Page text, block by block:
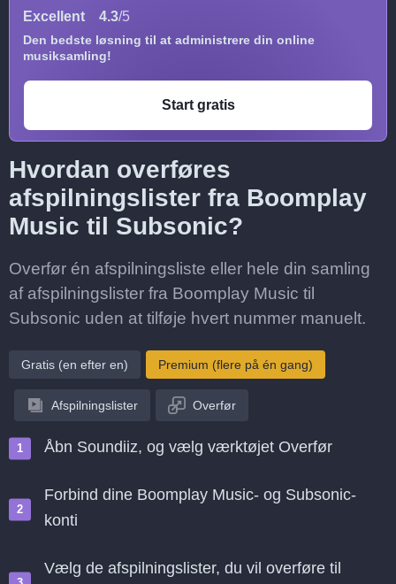
Excellent 4.3/5
Den bedste løsning til at administrere din online
musiksamling!
Start gratis
Hvordan overføres
afspilningslister fra Boomplay
Music til Subsonic?
Overfør én afspilningsliste eller hele din samling
af afspilningslister fra Boomplay Music til
Subsonic uden at tilføje hvert nummer manuelt.
Gratis (en efter en) Premium (flere på én gang)
Afspilningslister Overfør
Åbn Soundiiz, og vælg værktøjet Overfør
Forbind dine Boomplay Music- og Subsonic-
konti
Vælg de afspilningslister, du vil overføre til